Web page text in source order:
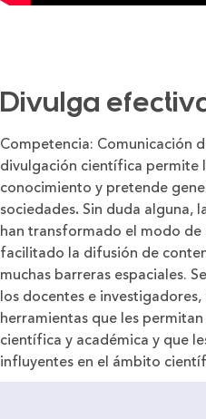
Divulga
Competencia: Comunicación
divulgación científica permite
conocimiento y pretende
sociedades. Sin duda alguna,
han transformado el modo de
facilitado la difusión de
muchas barreras espaciales.
los docentes e
herramientas que les
científica y académica y que
influyentes en el ámbito